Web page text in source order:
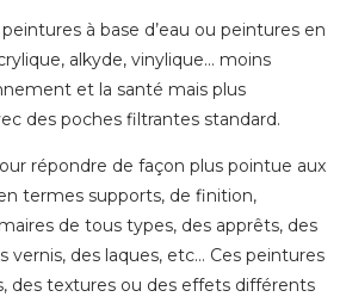
à base d’eau ou peintures en
alkyde, vinylique… moins
et la santé mais plus
des poches filtrantes standard.
répondre de façon plus pointue aux
termes supports, de finition,
de tous types, des apprêts, des
vernis, des laques, etc… Ces peintures
des textures ou des effets différents